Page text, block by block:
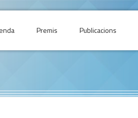
Premis Publicacions